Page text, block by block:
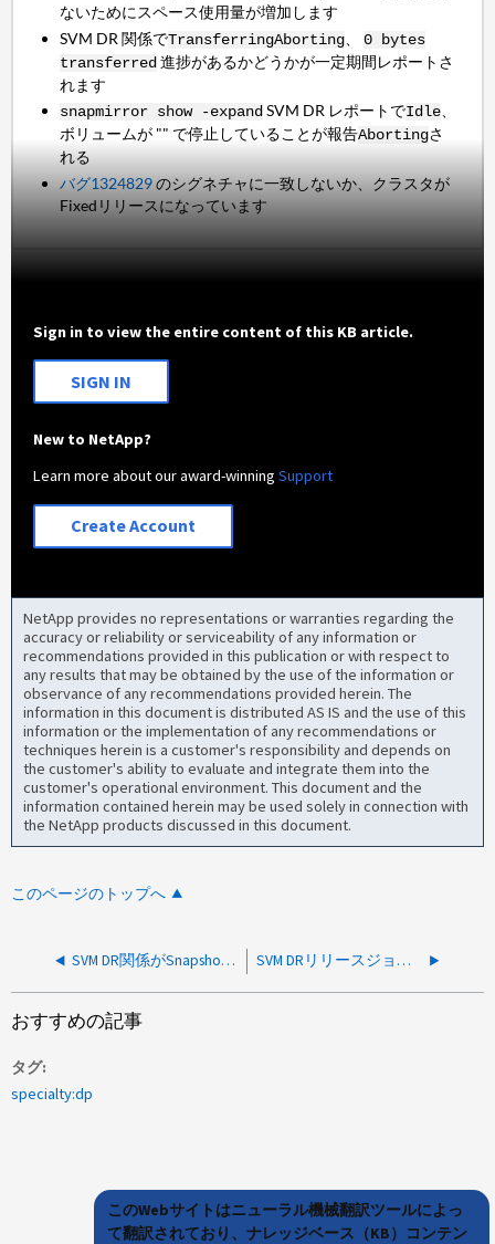
ないためにスペース使用量が増加します
SVM DR 関係でTransferringAborting 、0 bytes
transferred進捗があるかどうかが一定期間レポートさ
れます
snapmirror show -expand SVM DR レポートでIdle
ボリュームが "" で停止していることが報告Abortingさ
れる
バグ1324829のシグネチャに一致しないか、クラスタが
Fixedリリースになっています
Sign in to view the entire content of this KB article.
SIGN IN
New to NetApp?
Learn more about our award-winningSupport
Create Account
NetApp provides no representations or warranties regarding the
accuracy or reliability or serviceability of any information or
recommendations provided in this publication or with respect to
any results that may be obtained by the use of the information or
observance of any recommendations provided herein. The
information in this document is distributed AS IS and the use of this
information or the implementation of any recommendations or
techniques herein is a customer's responsibility and depends on
the customer's ability to evaluate and integrate them into the
customer's operational environment. This document and the
information contained herein may be used solely in connection with
the NetApp products discussed in this document.
このページのトップへ
SVM DR関係がSnapshotをクリーンアップしていません SVM DRリリースジョブが「Complete：entry doesn't exist [1]」で失敗する
おすすめの記事
タグ
specialty:dp
このWebサイトはニューラル機械翻訳ツールによっ
て翻訳されており、ナレッジベース（KB）コンテン